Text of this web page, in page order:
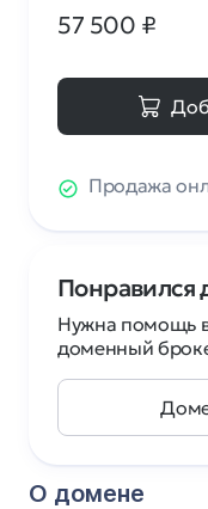
О домене
57 500 ₽
Продажа
Понравился
Нужна помощь
доменный